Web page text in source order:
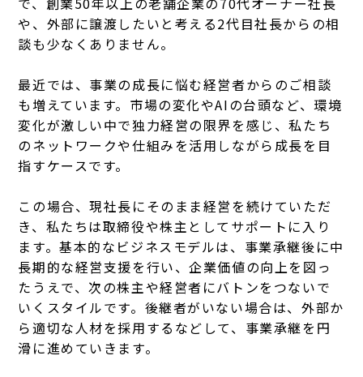
や、外部に譲渡したいと考える2代目社長からの相
談も少なくありません。
最近では、事業の成長に悩む経営者からのご相談
も増えています。市場の変化やAIの台頭など、環境
変化が激しい中で独力経営の限界を感じ、私たち
のネットワークや仕組みを活用しながら成長を目
指すケースです。
この場合、現社長にそのまま経営を続けていただ
き、私たちは取締役や株主としてサポートに入り
ます。基本的なビジネスモデルは、事業承継後に中
長期的な経営支援を行い、企業価値の向上を図っ
たうえで、次の株主や経営者にバトンをつないで
いくスタイルです。後継者がいない場合は、外部か
ら適切な人材を採用するなどして、事業承継を円
滑に進めていきます。